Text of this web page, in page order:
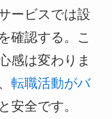
ービスでは設
確認する。こ
感は変わりま
転職活動がバ
安全です。